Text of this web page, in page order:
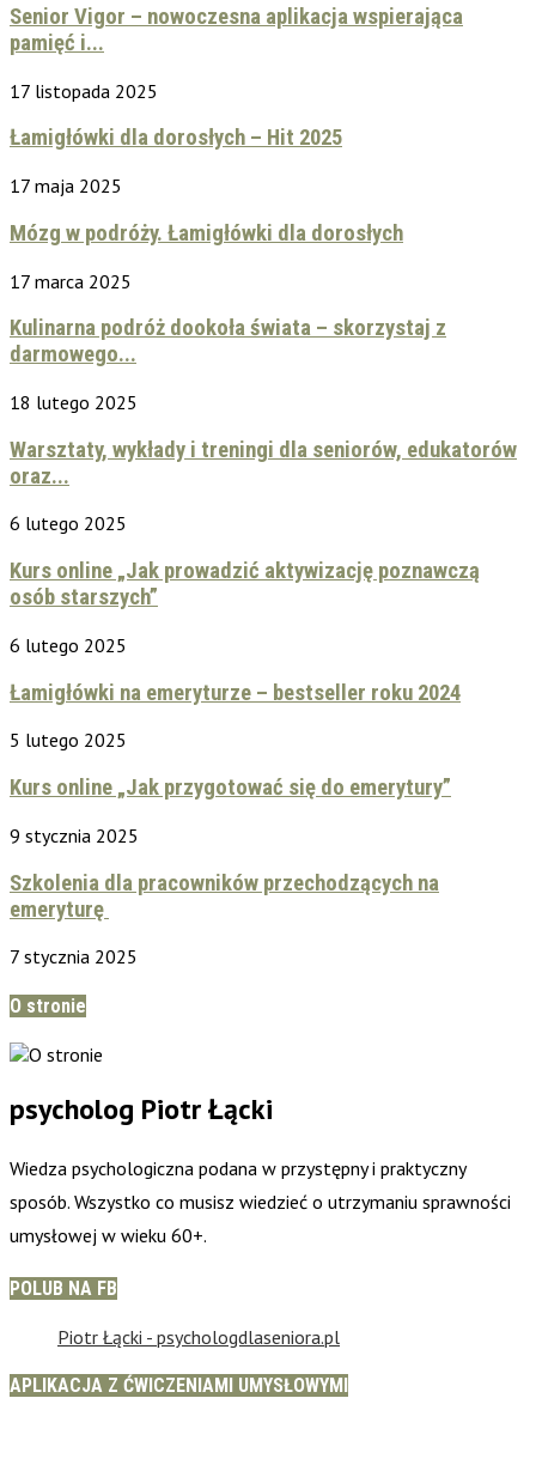
Senior Vigor – nowoczesna aplikacja wspierająca
pamięć i...
17 listopada 2025
Łamigłówki dla dorosłych – Hit 2025
17 maja 2025
Mózg w podróży. Łamigłówki dla dorosłych
17 marca 2025
Kulinarna podróż dookoła świata – skorzystaj z
darmowego...
18 lutego 2025
Warsztaty, wykłady i treningi dla seniorów, edukatorów
oraz...
6 lutego 2025
Kurs online „Jak prowadzić aktywizację poznawczą
osób starszych”
6 lutego 2025
Łamigłówki na emeryturze – bestseller roku 2024
5 lutego 2025
Kurs online „Jak przygotować się do emerytury”
9 stycznia 2025
Szkolenia dla pracowników przechodzących na
emeryturę
7 stycznia 2025
O stronie
psycholog Piotr Łącki
Wiedza psychologiczna podana w przystępny i praktyczny
sposób. Wszystko co musisz wiedzieć o utrzymaniu sprawności
umysłowej w wieku 60+.
POLUB NA FB
Piotr Łącki - psychologdlaseniora.pl
APLIKACJA Z ĆWICZENIAMI UMYSŁOWYMI